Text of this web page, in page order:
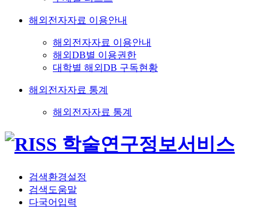
해외전자자료 이용안내
해외전자자료 이용안내
해외DB별 이용권한
대학별 해외DB 구독현황
해외전자자료 통계
해외전자자료 통계
검색환경설정
검색도움말
다국어입력